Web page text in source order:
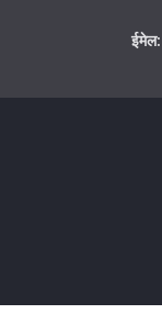
ईमेल: